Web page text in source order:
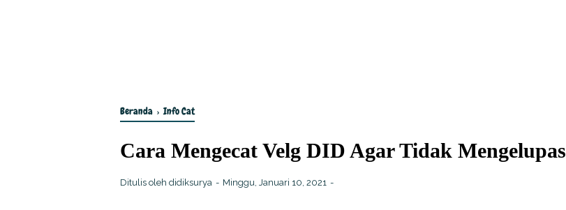
Beranda ›Info Cat
Cara Mengecat Velg DID Agar Tidak Mengelupas
Ditulis oleh didiksurya Minggu, Januari 10, 2021